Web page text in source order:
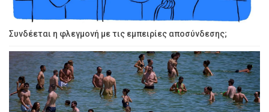
Συνδέεται η φλεγμονή με τις εμπειρίες αποσύνδεσης;